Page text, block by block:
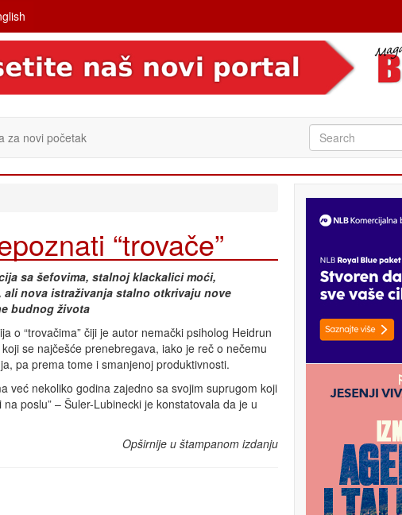
za novi početak
“trovače”
sa šefovima, stalnoj klackalici moći,
nova istraživanja stalno otkrivaju nove
budnog života
o “trovačima” čiji je autor nemački psiholog Heidrun
se najčešće prenebregava, iako je reč o nečemu
pa prema tome i smanjenoj produktivnosti.
već nekoliko godina zajedno sa svojim suprugom koji
poslu” – Šuler-Lubinecki je konstatovala da je u
Opširnije u štampanom izdanju